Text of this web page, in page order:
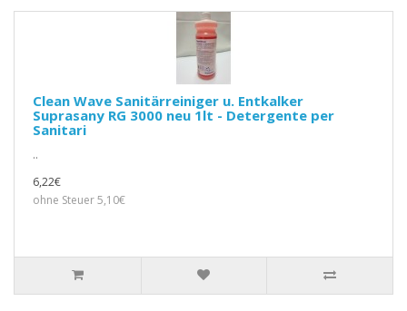
Clean Wave Sanitärreiniger u. Entkalker
Suprasany RG 3000 neu 1lt - Detergente per
Sanitari
..
6,22€
ohne Steuer 5,10€